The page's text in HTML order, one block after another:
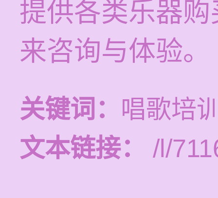
提供各类乐器
来咨询与体验。
关键词： 唱歌培
文本链接：
/l/